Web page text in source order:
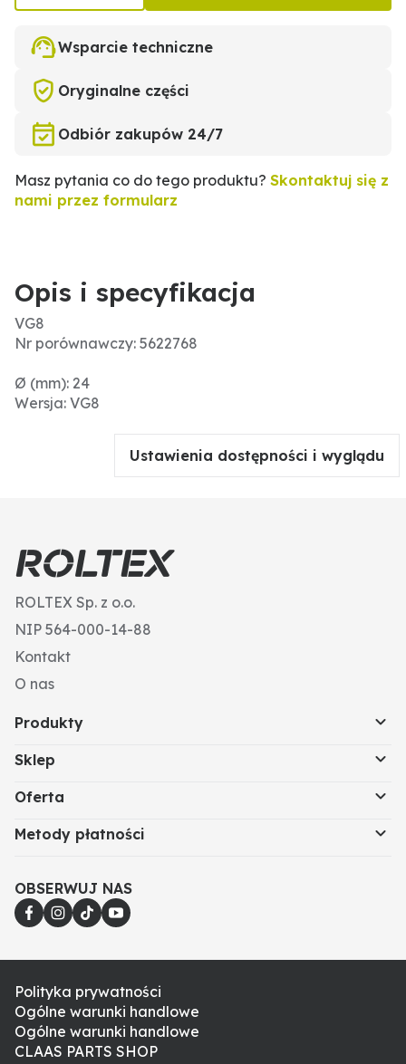
Wsparcie techniczne
Oryginalne części
Odbiór zakupów 24/7
Masz pytania co do tego produktu? Skontaktuj się z
nami przez formularz
Opis i specyfikacja
VG8
Nr porównawczy: 5622768
Ø (mm): 24
Wersja: VG8
Ustawienia dostępności i wyglądu
ROLTEX Sp. z o.o.
NIP 564-000-14-88
Kontakt
O nas
Produkty
Sklep
Oferta
Metody płatności
OBSERWUJ NAS
Polityka prywatności
Ogólne warunki handlowe
Ogólne warunki handlowe
CLAAS PARTS SHOP